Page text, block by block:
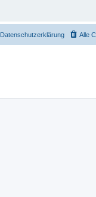
Alle
Datenschutzerklärung